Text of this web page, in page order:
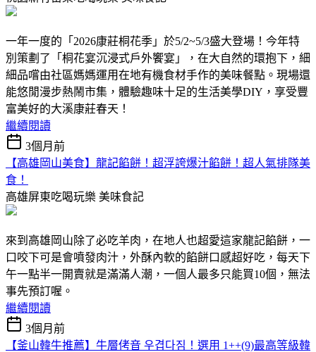
一年一度的「2026康莊桐花季」於5/2~5/3盛大登場！今年特
別策劃了「桐花宴沉浸式戶外饗宴」，在大自然的環抱下，細
細品嚐由社區媽媽運用在地有機食材手作的美味餐點。現場還
能悠閒漫步熱鬧市集，體驗趣味十足的生活美學DIY，享受豐
富美好的大溪康莊春天！
繼續閱讀
3個月前
【高雄岡山美食】龍記餡餅！超浮誇爆汁餡餅！超人氣排隊美
食！
高雄屏東吃喝玩樂 美味食記
來到高雄岡山除了必吃羊肉，在地人也超愛這家龍記餡餅，一
口咬下可是會噴發肉汁，外酥內軟的餡餅口感超好吃，每天下
午一點半一開賣就是滿滿人潮，一個人最多只能買10個，無法
事先預訂喔。
繼續閱讀
3個月前
【釜山韓牛推薦】牛層侤音 우겹다짐！選用 1++(9)最高等級韓